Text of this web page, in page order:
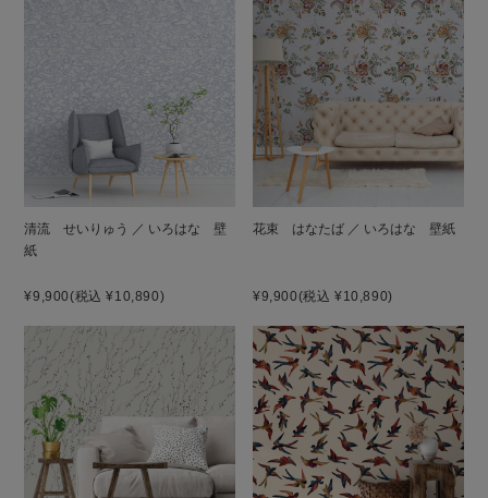
清流 せいりゅう ／ いろはな 壁
紙
¥9,900(税込 ¥10,890)
花束 はなたば ／ いろはな 壁紙
¥9,900(税込 ¥10,890)